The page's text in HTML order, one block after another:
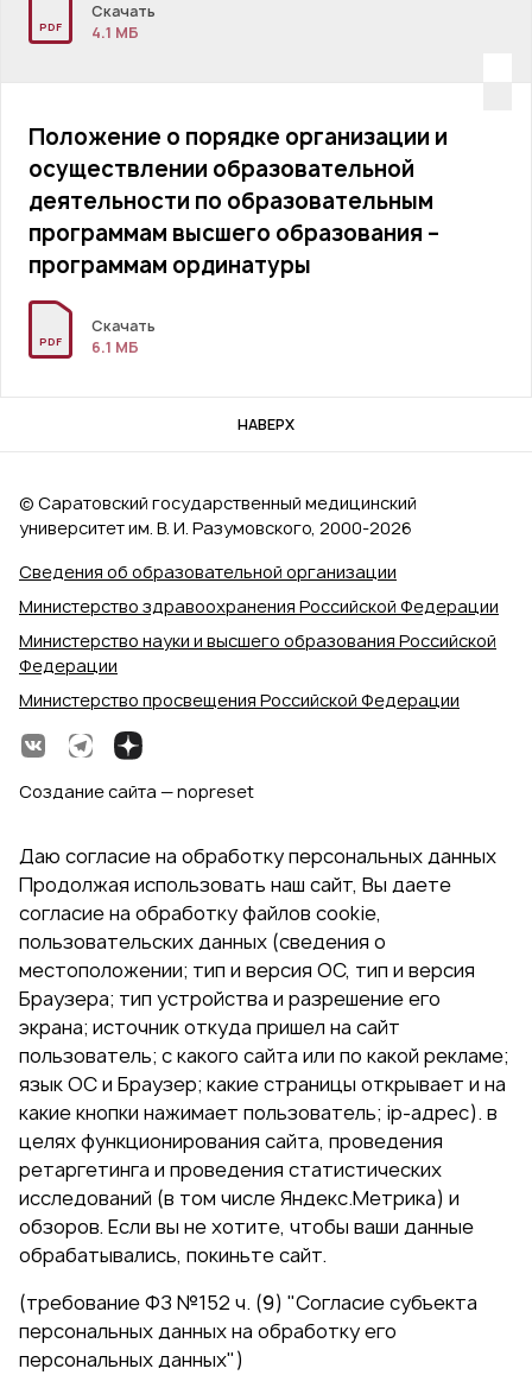
PDF
Скачать
4.1 MБ
Положение о порядке организации и
осуществлении образовательной
деятельности по образовательным
программам высшего образования –
программам ординатуры
PDF
Скачать
6.1 MБ
НАВЕРХ
Сведения об образовательной организации
Министерство здравоохранения Российской Федерации
Министерство науки и высшего образования Российской
Федерации
Министерство просвещения Российской Федерации
© Саратовский государственный медицинский
университет им. В. И. Разумовского, 2000‑2026
Создание сайта — nopreset
Даю согласие на обработку персональных данных
Продолжая использовать наш сайт, Вы даете
согласие на обработку файлов cookie,
пользовательских данных (сведения о
местоположении; тип и версия ОС, тип и версия
Браузера; тип устройства и разрешение его
экрана; источник откуда пришел на сайт
пользователь; с какого сайта или по какой рекламе;
язык ОС и Браузер; какие страницы открывает и на
какие кнопки нажимает пользователь; ip-адрес). в
целях функционирования сайта, проведения
ретаргетинга и проведения статистических
исследований (в том числе Яндекс.Метрика) и
обзоров. Если вы не хотите, чтобы ваши данные
обрабатывались, покиньте сайт.
(требование ФЗ №152 ч. (9) "Согласие субъекта
персональных данных на обработку его
персональных данных")